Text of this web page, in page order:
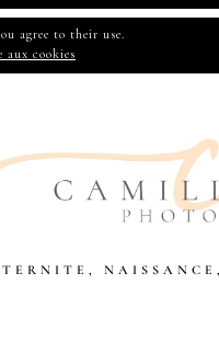
agree to their use.
cookies